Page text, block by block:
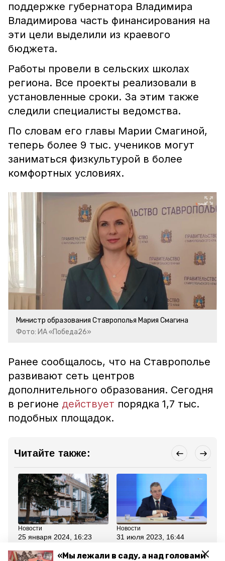
«Мы лежали в саду, а над головами
поддержке губернатора Владимира
Владимирова часть финансирования на
эти цели выделили из краевого
бюджета.
Работы провели в сельских школах
региона. Все проекты реализовали в
установленные сроки. За этим также
следили специалисты ведомства.
По словам его главы Марии Смагиной,
теперь более 9 тыс. учеников могут
заниматься физкультурой в более
комфортных условиях.
Министр образования Ставрополья Мария Смагина
Фото: ИА «Победа26»
Ранее сообщалось, что на Ставрополье
развивают сеть центров
дополнительного образования. Сегодня
в регионе действует порядка 1,7 тыс.
подобных площадок.
Читайте также:
Новости
25 января 2024, 16:23
проходит в двух школах
Новости
31 июля 2023, 16:44
Ставрополья: